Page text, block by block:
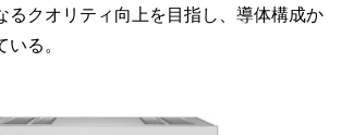
るクオリティ向上を目指し、導体構成か
る。